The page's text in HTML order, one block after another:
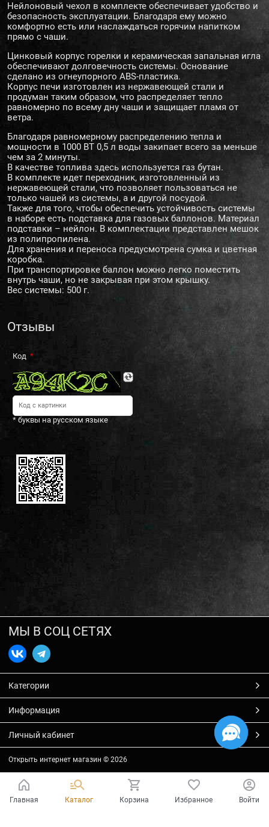
Нейлоновый чехол в комплекте обеспечивает удобство и
безопасность эксплуатации. Благодаря ему можно
комфортно есть или наслаждаться горячим напитком
прямо с чаши.
Цинковый корпус горелки и керамическая запальная игла
обеспечивают долговечность системы. Основание
сделано из огнеупорного ABS-пластика.
Корпус печи изготовлен из нержавеющей стали и
продуман таким образом, что распределяет тепло
равномерно по всему дну чаши и защищает пламя от
ветра.
Благодаря равномерному распределению тепла и
мощности в 1000 ВТ 0,5 л воды закипает всего за меньше
чем за 2 минуты.
В качестве топлива здесь используется газ бутан.
В комплекте идет переходник, изготовленный из
нержавеющей стали, что позволяет пользоваться не
только чашей из системы, а и другой посудой.
Также для того, чтобы обеспечить устойчивость системы
в наборе есть подставка для газовых баллонов. Материал
подставки – нейлон. В комплектации представлен мешок
из полипропилена.
Для хранения и переноса предусмотрена сумка и цветная
коробка.
При транспортировке баллон можно легко поместить
внутрь чаши, но не закрывая при этом крышку.
Вес системы: 500 г.
Отзывы
Код
* буквы на русском языке
МЫ В СОЦ СЕТЯХ
Категории
Информация
Личный кабинет
Открыть интернет магазин © 2026
Главная Каталог Корзина Избранное Войти